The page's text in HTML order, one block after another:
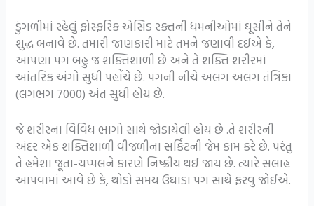
ડુંગળીમાં રહેલું ફોસ્ફરિક એસિડ રક્તની ધમનીઓમાં ઘૂસીને તેને
શુદ્ધ બનાવે છે. તમારી જાણકારી માટે તમને જણાવી દઈએ કે,
આપણા પગ બહુ જ શક્તિશાળી છે અને તે શક્તિ શરીરમાં
આંતરિક અંગો સુધી પહોંચે છે. પગની નીચે અલગ અલગ તંત્રિકા
(લગભગ 7000) અંત સુધી હોય છે.
જે શરીરના વિવિધ ભાગો સાથે જોડાયેલી હોય છે .તે શરીરની
અંદર એક શક્તિશાળી વીજળીના સર્કિટની જેમ કામ કરે છે. પરંતુ
તે હંમેશા જૂતા-ચપ્પલને કારણે નિષ્ક્રીય થઈ જાય છે. ત્યારે સલાહ
આપવામાં આવે છે કે, થોડો સમય ઉઘાડા પગ સાથે ફરવુ જોઈએ.